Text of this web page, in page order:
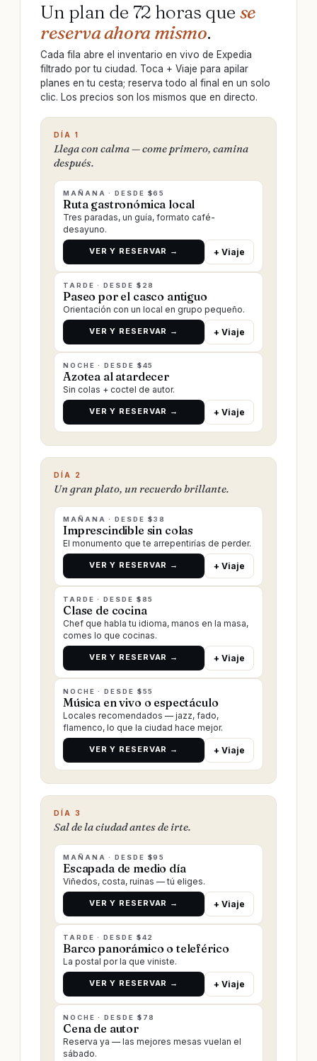
Un plan de 72 horas que se
reserva ahora mismo.
Cada fila abre el inventario en vivo de Expedia
filtrado por tu ciudad. Toca + Viaje para apilar
planes en tu cesta; reserva todo al final en un solo
clic. Los precios son los mismos que en directo.
DÍA 1
Llega con calma — come primero, camina
después.
MAÑANA · DESDE $65
Ruta gastronómica local
Tres paradas, un guía, formato café-
desayuno.
VER Y RESERVAR → + Viaje
TARDE · DESDE $28
Paseo por el casco antiguo
Orientación con un local en grupo pequeño.
VER Y RESERVAR → + Viaje
NOCHE · DESDE $45
Azotea al atardecer
Sin colas + coctel de autor.
VER Y RESERVAR → + Viaje
DÍA 2
Un gran plato, un recuerdo brillante.
MAÑANA · DESDE $38
Imprescindible sin colas
El monumento que te arrepentirías de perder.
VER Y RESERVAR → + Viaje
TARDE · DESDE $85
Clase de cocina
Chef que habla tu idioma, manos en la masa,
comes lo que cocinas.
VER Y RESERVAR → + Viaje
NOCHE · DESDE $55
Música en vivo o espectáculo
Locales recomendados — jazz, fado,
flamenco, lo que la ciudad hace mejor.
VER Y RESERVAR → + Viaje
DÍA 3
Sal de la ciudad antes de irte.
MAÑANA · DESDE $95
Escapada de medio día
Viñedos, costa, ruinas — tú eliges.
VER Y RESERVAR → + Viaje
TARDE · DESDE $42
Barco panorámico o teleférico
La postal por la que viniste.
VER Y RESERVAR → + Viaje
NOCHE · DESDE $78
Cena de autor
Reserva ya — las mejores mesas vuelan el
sábado.